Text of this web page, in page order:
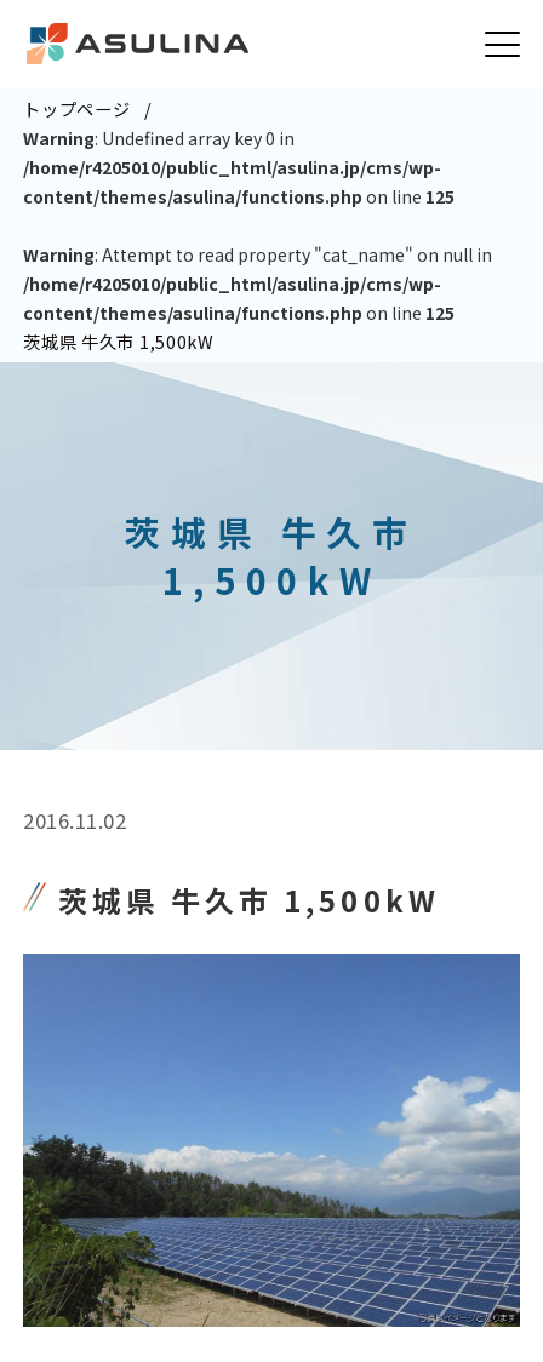
トップページ
Warning: Undefined array key 0 in
/home/r4205010/public_html/asulina.jp/cms/wp-
content/themes/asulina/functions.php on line 125
Warning: Attempt to read property "cat_name" on null in
/home/r4205010/public_html/asulina.jp/cms/wp-
content/themes/asulina/functions.php on line 125
茨城県 牛久市 1,500kW
茨城県 牛久市
1,500kW
2016.11.02
茨城県 牛久市 1,500kW